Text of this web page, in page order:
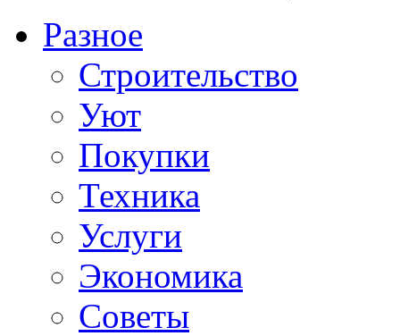
Разное
Строительство
Уют
Покупки
Техника
Услуги
Экономика
Советы